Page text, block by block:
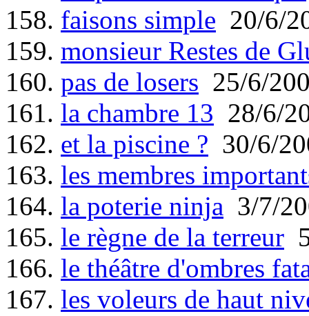
158. faisons simple 20/6/
159. monsieur Restes de
160. pas de losers 25/6/
161. la chambre 13 28/6/
162. et la piscine ? 30/6/
163. les membres
164. la poterie ninja 3/7/
165. le règne de la terreur
166. le théâtre d'ombres
167. les voleurs de haut